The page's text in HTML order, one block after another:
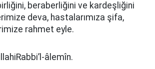
beraberliğini ve kardeşliğini
deva, hastalarımıza şifa,
rahmet eyle.
âlemîn.